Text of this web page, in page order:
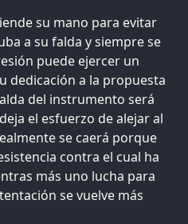
su mano para evitar
a su falda y siempre se
puede ejercer un
dedicación a la propuesta
del instrumento será
el esfuerzo de alejar al
se caerá porque
contra el cual ha
más uno lucha para
se vuelve más